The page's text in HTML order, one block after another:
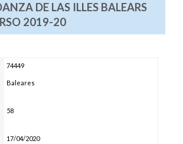
DE LAS ILLES BALEARS
2019-20
74449
Baleares
58
17/04/2020